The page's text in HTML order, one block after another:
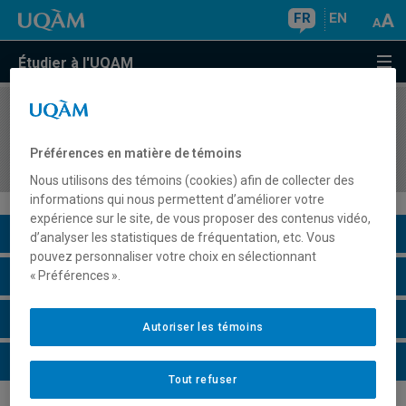
FR EN
Étudier à l'UQAM
COURS//
l'architecture (études de cas)
Description du cours
Horaire - Été 2026
Horaire - Automne 2026
Horaire - Hiver 2027
Préférences en matière de témoins
Nous utilisons des témoins (cookies) afin de collecter des
informations qui nous permettent d’améliorer votre
expérience sur le site, de vous proposer des contenus vidéo,
d’analyser les statistiques de fréquentation, etc. Vous
pouvez personnaliser votre choix en sélectionnant
« Préférences ».
Tout refuser
Autoriser les témoins